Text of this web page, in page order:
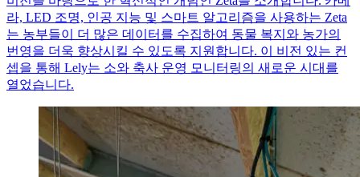
라, LED 조명, 인공 지능 및 스마트 알고리즘을 사용하는 Zeta
는 농부들이 더 많은 데이터를 수집하여 동물 복지와 농가의
번영을 더욱 향상시킬 수 있도록 지원합니다. 이 비전 있는 컨
셉을 통해 Lely는 소와 축사 운영 모니터링의 새로운 시대를
열었습니다.